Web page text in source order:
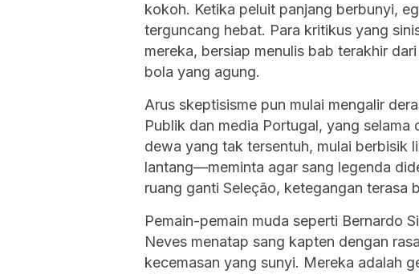
kokoh. Ketika peluit panjang berbunyi,
terguncang hebat. Para kritikus yang
mereka, bersiap menulis bab terakhir
bola yang agung.
Arus skeptisisme pun mulai mengalir
Publik dan media Portugal, yang selama
dewa yang tak tersentuh, mulai berbisik
lantang—meminta agar sang legenda
ruang ganti Seleção, ketegangan terasa
Pemain-pemain muda seperti Bernardo
Neves menatap sang kapten dengan
kecemasan yang sunyi. Mereka adalah